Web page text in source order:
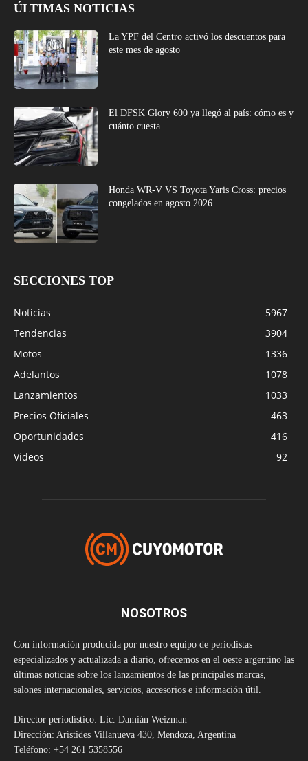
ÚLTIMAS NOTICIAS
La YPF del Centro activó los descuentos para
este mes de agosto
El DFSK Glory 600 ya llegó al país: cómo es y
cuánto cuesta
Honda WR-V VS Toyota Yaris Cross: precios
congelados en agosto 2026
SECCIONES TOP
Noticias
5967
Tendencias
3904
Motos
1336
Adelantos
1078
Lanzamientos
1033
Precios Oficiales
463
Oportunidades
416
Videos
92
NOSOTROS
Con información producida por nuestro equipo de periodistas
especializados y actualizada a diario, ofrecemos en el oeste argentino las
últimas noticias sobre los lanzamientos de las principales marcas,
salones internacionales, servicios, accesorios e información útil.
Director periodístico: Lic. Damián Weizman
Dirección: Arístides Villanueva 430, Mendoza, Argentina
Teléfono: +54 261 5358556